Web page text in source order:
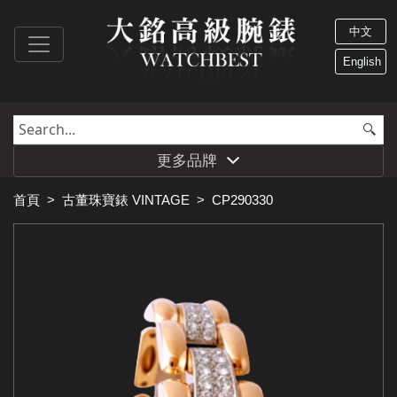
中文
English
更多品牌
首頁 > 古董珠寶錶 VINTAGE > CP290330